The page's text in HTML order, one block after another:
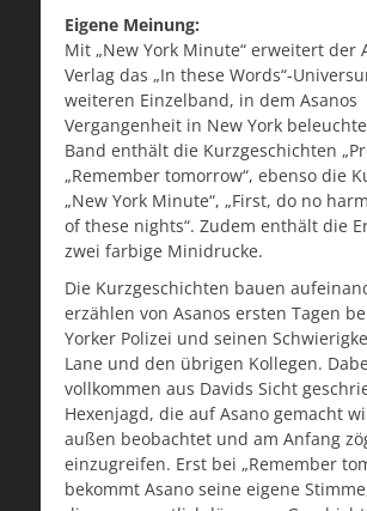
Eigene Meinung:
Mit „New York Minute“ erweitert der
Verlag das „In these Words“-
weiteren Einzelband, in dem Asanos
Vergangenheit in New York
Band enthält die Kurzgeschichten
„Remember tomorrow“, ebenso die
„New York Minute“, „First, do no
of these nights“. Zudem enthält die
zwei farbige Minidrucke.
Die Kurzgeschichten bauen
erzählen von Asanos ersten Tagen
Yorker Polizei und seinen
Lane und den übrigen Kollegen.
vollkommen aus Davids Sicht
Hexenjagd, die auf Asano gemacht
außen beobachtet und am Anfang
einzugreifen. Erst bei „Remember
bekommt Asano seine eigene